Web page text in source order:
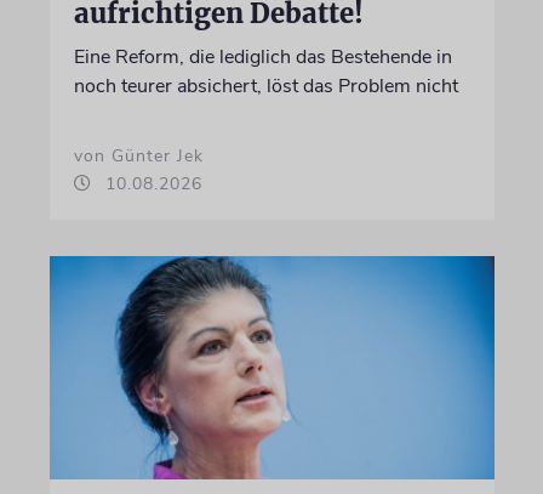
aufrichtigen Debatte!
Eine Reform, die lediglich das Bestehende in
noch teurer absichert, löst das Problem nicht
von Günter Jek
10.08.2026